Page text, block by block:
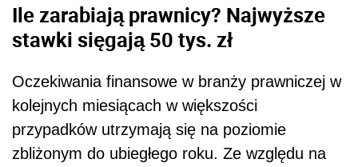
Ile zarabiają prawnicy? Najwyższe
stawki sięgają 50 tys. zł
Oczekiwania finansowe w branży prawniczej w
kolejnych miesiącach w większości
przypadków utrzymają się na poziomie
zbliżonym do ubiegłego roku. Ze względu na